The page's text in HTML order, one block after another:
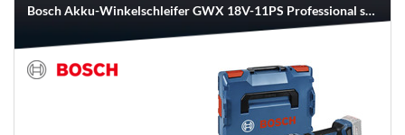
Bosch Akku-Winkelschleifer GWX 18V-11PS Professional solo, 18Volt